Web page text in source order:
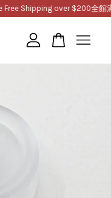
Shipping over $200全館滿
是空的。